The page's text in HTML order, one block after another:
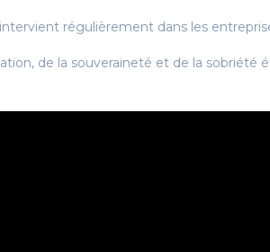
régulièrement dans les
de la souveraineté et de la sobriété